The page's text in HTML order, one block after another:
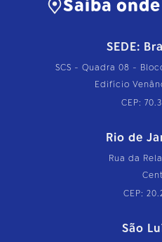
Saiba
SEDE:
SCS - Quadra 08 -
Edifício
CEP:
Rio de
Rua da
CEP:
São